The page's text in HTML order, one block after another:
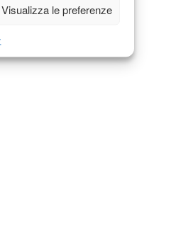
Visualizza le preferenze